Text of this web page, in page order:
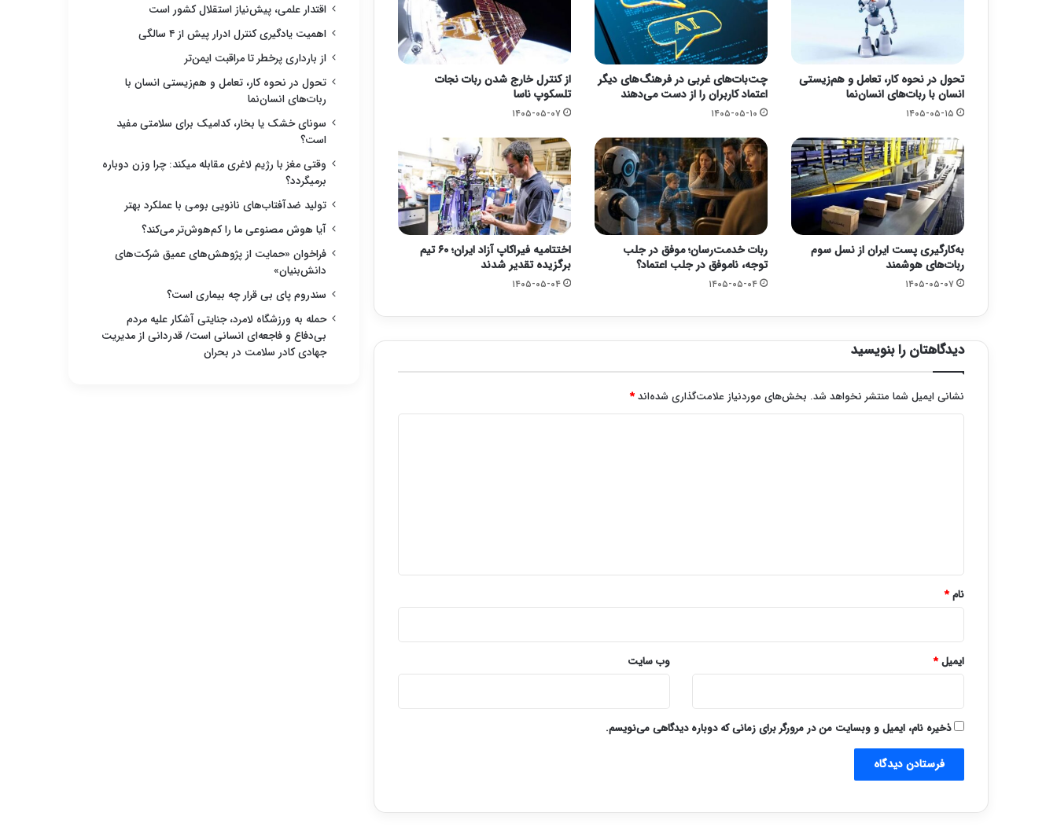
تحول در نحوه کار، تعامل و هم‌زیستی
انسان با ربات‌های انسان‌نما
۱۴۰۵-۰۵-۱۵
چت‌بات‌های غربی در فرهنگ‌های دیگر
اعتماد کاربران را از دست می‌دهند
۱۴۰۵-۰۵-۱۰
از کنترل خارج شدن ربات نجات
تلسکوپ ناسا
۱۴۰۵-۰۵-۰۷
به‌کارگیری پست ایران از نسل سوم
ربات‌های هوشمند
۱۴۰۵-۰۵-۰۷
ربات خدمت‌رسان؛ موفق در جلب
توجه، ناموفق در جلب اعتماد؟
۱۴۰۵-۰۵-۰۴
اختتامیه فیراکاپ آزاد ایران؛ ۶۰ تیم
برگزیده تقدیر شدند
۱۴۰۵-۰۵-۰۴
دیدگاهتان را بنویسید
نشانی ایمیل شما منتشر نخواهد شد. بخش‌های موردنیاز علامت‌گذاری شده‌اند*
نام*
ایمیل* وب‌ سایت
ذخیره نام، ایمیل و وبسایت من در مرورگر برای زمانی که دوباره دیدگاهی می‌نویسم.
اقتدار علمی، پیش‌نیاز استقلال کشور است
اهمیت یادگیری کنترل ادرار پیش از ۴ سالگی
از بارداری پرخطر تا مراقبت ایمن‌تر
تحول در نحوه کار، تعامل و هم‌زیستی انسان با
ربات‌های انسان‌نما
سونای خشک یا بخار، کدامیک برای سلامتی مفید
است؟
وقتی مغز با رژیم لاغری مقابله میکند: چرا وزن دوباره
برمیگردد؟
تولید ضدآفتاب‌های نانویی بومی با عملکرد بهتر
آیا هوش مصنوعی ما را کم‌هوش‌تر می‌کند؟
فراخوان «حمایت از پژوهش‌های عمیق شرکت‌های
دانش‌بنیان»
سندروم پای بی قرار چه بیماری است؟
حمله به ورزشگاه لامرد، جنایتی آشکار علیه مردم
بی‌دفاع و فاجعه‌ای انسانی است/ قدردانی از مدیریت
جهادی کادر سلامت در بحران